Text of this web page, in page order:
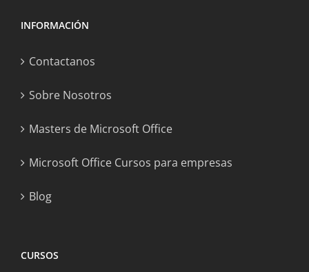
INFORMACIÓN
Contactanos
Sobre Nosotros
Masters de Microsoft Office
Microsoft Office Cursos para empresas
Blog
CURSOS